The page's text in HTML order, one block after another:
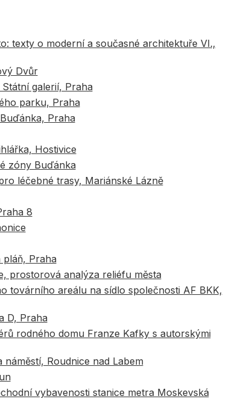
texty o moderní a současné architektuře VI.,
Dvůr
galerií, Praha
parku, Praha
Praha
Hostivice
zóny Buďánka
léčebné trasy, Mariánské Lázně
8
pláň, Praha
prostorová analýza reliéfu města
továrního areálu na sídlo společnosti AF BKK,
D, Praha
rodného domu Franze Kafky s autorskými
Roudnice nad Labem
vybavenosti stanice metra Moskevská